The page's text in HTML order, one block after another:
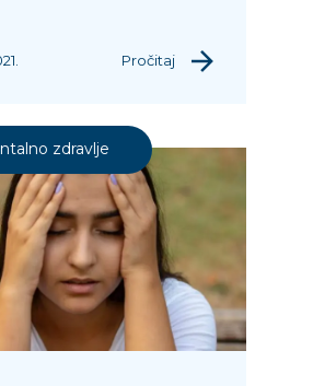
Pročitaj
zdravlje